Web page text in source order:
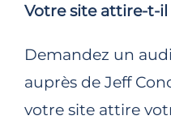
Votre site attire-t-il
Demandez un
auprès de Jeff
votre site attire